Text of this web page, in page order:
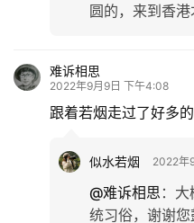
圆的，来到香港
难诉相思
2022年9月9日 下午4:08
跟着若烟走过了好多
似水若烟 2022年
@难诉相思 ： 大
统习俗，谢谢